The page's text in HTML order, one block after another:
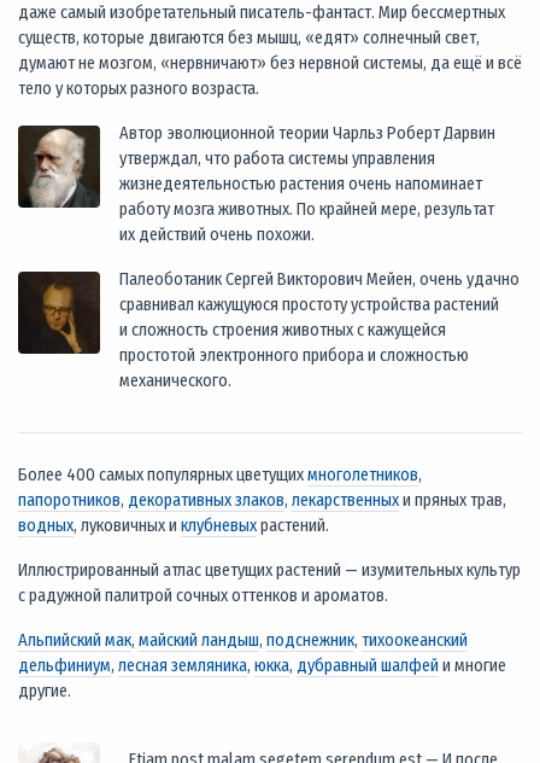
даже самый изобретательный писатель-фантаст. Мир бессмертных
существ, которые двигаются без мышц, «едят» солнечный свет,
думают не мозгом, «нервничают» без нервной системы, да ещё и всё
тело у которых разного возраста.
Автор эволюционной теории Чарльз Роберт Дарвин
утверждал, что работа системы управления
жизнедеятельностью растения очень напоминает
работу мозга животных. По крайней мере, результат
их действий очень похожи.
Палеоботаник Сергей Викторович Мейен, очень удачно
сравнивал кажущуюся простоту устройства растений
и сложность строения животных с кажущейся
простотой электронного прибора и сложностью
механического.
Более 400 самых популярных цветущихмноголетников,
папоротников, декоративных злаков, лекарственныхи пряных трав,
водных, луковичных и клубневыхрастений.
Иллюстрированный атлас цветущих растений — изумительных культур
с радужной палитрой сочных оттенков и ароматов.
Альпийский мак, майский ландыш, подснежник, тихоокеанский
дельфиниум, лесная земляника, юкка, дубравный шалфей и многие
другие.